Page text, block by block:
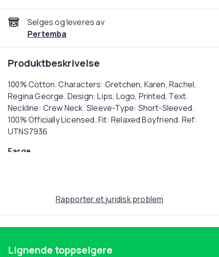
Selges og leveres av
Pertemba
Produktbeskrivelse
100% Cotton. Characters: Gretchen, Karen, Rachel,
Regina George. Design: Lips, Logo, Printed, Text.
Neckline: Crew Neck. Sleeve-Type: Short-Sleeved.
100% Officially Licensed. Fit: Relaxed Boyfriend. Ref:
UTNS7936
Farge
Rapporter et juridisk problem
Lignende toppselgere